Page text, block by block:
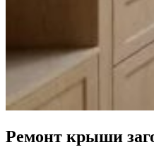
Ремонт крыши